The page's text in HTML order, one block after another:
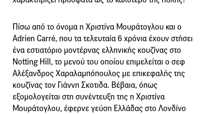
Πίσω από το όνομα η Χριστίνα Μουράτογλου και ο
Adrien Carré, που τα τελευταία 6 χρόνια έχουν στήσει
ένα εστιατόριο μοντέρνας ελληνικής κουζίνας στο
Notting Hill, το μενού του οποίου επιμελείται ο σεφ
Αλέξανδρος Χαραλαμπόπουλος με επικεφαλής της
κουζίνας τον Γιάννη Σκοτιδα. Βέβαια, όπως
εξομολογείται στη συνέντευξη της η Χριστίνα
Μουράτογλου, έφερνε γεύση Ελλάδας στο Λονδίνο